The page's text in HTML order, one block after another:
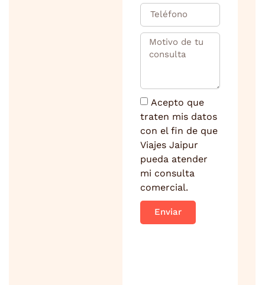
Acepto que
traten mis datos
con el fin de que
Viajes Jaipur
pueda atender
mi consulta
comercial.
Enviar